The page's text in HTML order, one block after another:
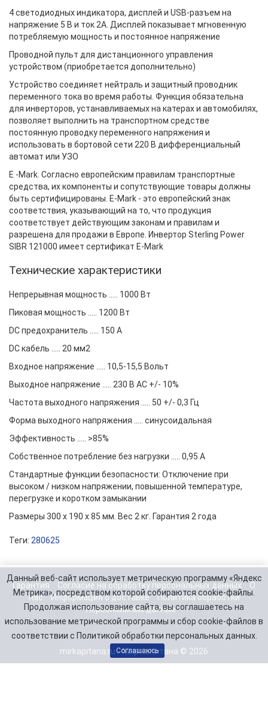
4 светодиодных индикатора, дисплей и USB-разъем на
напряжение 5 В и ток 2A. Дисплей показывает мгновенную
потребляемую мощность и постоянное напряжение
Проводной пульт для дистанционного управления
устройством (приобретается дополнительно)
Устройство соединяет нейтраль и защитный проводник
переменного тока во время работы. Функция обязательна
для инверторов, устанавливаемых на катерах и автомобилях,
позволяет выполнить на транспортном средстве
постоянную проводку переменного напряжения и
использовать в бортовой сети 220 В дифференциальный
автомат или УЗО
E -Mark. Согласно европейским правилам транспортные
средства, их компоненты и сопутствующие товары должны
быть сертифицированы. E-Mark - это европейский знак
соответствия, указывающий на то, что продукция
соответствует действующим законам и правилам и
разрешена для продажи в Европе. Инвертор Sterling Power
SIBR 121000 имеет сертификат E-Mark
Технические характеристики
Непрерывная мощность ..... 1000 Вт
Пиковая мощность ..... 1200 Вт
DC предохранитель ..... 150 А
DC кабель ..... 20 мм2
Входное напряжение ..... 10,5-15,5 Вольт
Выходное напряжение ..... 230 В AC +/- 10%
Частота выходного напряжения ..... 50 +/- 0,3 Гц
Форма выходного напряжения ..... синусоидальная
Эффективность ..... >85%
Собственное потребление без нагрузки ..... 0,95 А
Стандартные функции безопасности: Отключение при
высоком / низком напряжении, повышенной температуре,
перегрузке и коротком замыкании
Размеры 300 х 190 х 85 мм. Вес 2 кг. Гарантия 2 года
Теги: 280625
Гарантия Согласие на обработку персональных данных
О
нас
Информация о доставке
Политика обработки
персональных данных
mirkapitana.ru - Мир капитана © 2026
Данный веб-сайт использует метрическую программу «Яндекс
Метрика», посредством которой собираются cookie-файлы.
Продолжая использование сайта, вы соглашаетесь на
использование метрической программы и сбор cookie-файлов в
соответствии с Политикой обработки персональных данных.
Соглашаюсь